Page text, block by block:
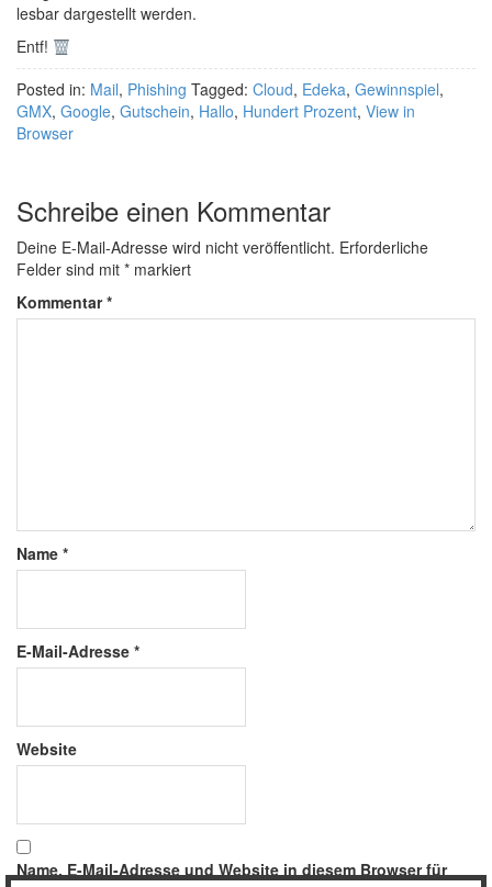
lesbar dargestellt werden.
Entf!
Posted in: Mail, Phishing Tagged: Cloud, Edeka, Gewinnspiel,
GMX, Google, Gutschein, Hallo, Hundert Prozent, View in
Browser
Schreibe einen Kommentar
Deine E-Mail-Adresse wird nicht veröffentlicht. Erforderliche
Felder sind mit * markiert
Kommentar*
Name *
E-Mail-Adresse *
Website
Name, E-Mail-Adresse und Website in diesem Browser für